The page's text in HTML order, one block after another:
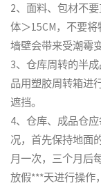
2、面料、包材不
体＞15CM，不要
墙壁会带来受潮霉
3、仓库周转的半
品用塑胶周转箱进
遮挡。
4、仓库、成品仓
况，首先保持地面
月一次，三个月后
放假***天进行操作